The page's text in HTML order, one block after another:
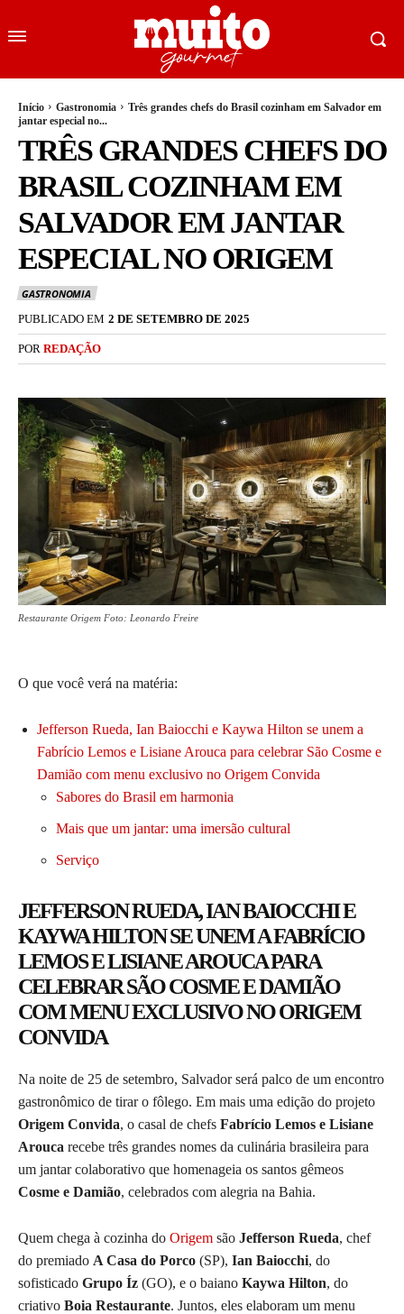
Início Gastronomia
Três grandes chefs do Brasil cozinham em Salvador em
jantar especial no...
TRÊS GRANDES CHEFS DO
BRASIL COZINHAM EM
SALVADOR EM JANTAR
ESPECIAL NO ORIGEM
GASTRONOMIA
PUBLICADO EM 2 DE SETEMBRO DE 2025
POR REDAÇÃO
Restaurante Origem Foto: Leonardo Freire
O que você verá na matéria:
Jefferson Rueda, Ian Baiocchi e Kaywa Hilton se unem a
Fabrício Lemos e Lisiane Arouca para celebrar São Cosme e
Damião com menu exclusivo no Origem Convida
Sabores do Brasil em harmonia
Mais que um jantar: uma imersão cultural
Serviço
JEFFERSON RUEDA, IAN BAIOCCHI E
KAYWA HILTON SE UNEM A FABRÍCIO
LEMOS E LISIANE AROUCA PARA
CELEBRAR SÃO COSME E DAMIÃO
COM MENU EXCLUSIVO NO ORIGEM
CONVIDA
Na noite de 25 de setembro, Salvador será palco de um encontro
gastronômico de tirar o fôlego. Em mais uma edição do projeto
Origem Convida, o casal de chefs Fabrício Lemos e Lisiane
Arouca recebe três grandes nomes da culinária brasileira para
um jantar colaborativo que homenageia os santos gêmeos
Cosme e Damião, celebrados com alegria na Bahia.
Quem chega à cozinha do Origem são Jefferson Rueda, chef
do premiado A Casa do Porco (SP), Ian Baiocchi, do
sofisticado Grupo Íz (GO), e o baiano Kaywa Hilton, do
criativo Boia Restaurante. Juntos, eles elaboram um menu